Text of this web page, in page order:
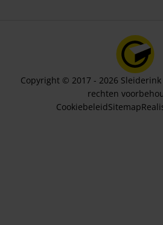
Copyright © 2017 - 2026
rechten
CookiebeleidSitemap